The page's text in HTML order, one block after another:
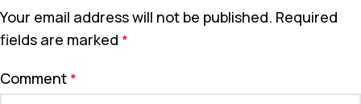
Your email address will not be published. Required
fields are marked *
Comment *